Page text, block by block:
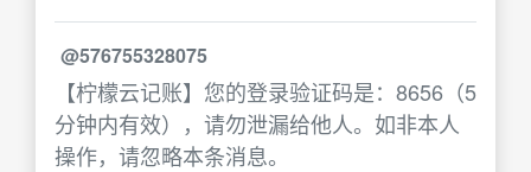
@576755328075
【柠檬云记账】您的登录验证码是：8656（5
分钟内有效），请勿泄漏给他人。如非本人
操作，请忽略本条消息。